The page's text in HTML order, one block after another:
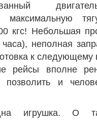
максимальную
кгс! Небольшая
неполная
к следующему
рейсы вполне
позволить и
игрушка. О